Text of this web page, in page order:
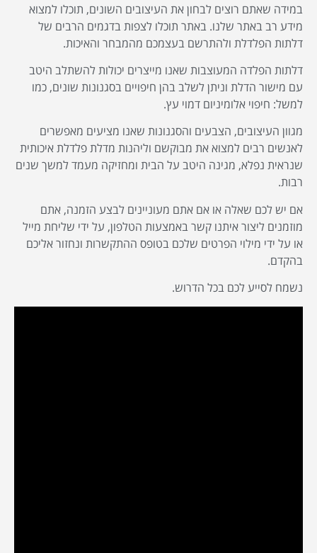
במידה שאתם רוצים לבחון את העיצובים השונים, תוכלו למצוא
מידע רב באתר שלנו. באתר תוכלו לצפות בדגמים הרבים של
דלתות הפלדלת ולהתרשם בעצמכם מהמבחר והאיכות.
דלתות הפלדה המעוצבות שאנו מייצרים יכולות להשתלב היטב
עם מישור הדלת וניתן לשלב בהן חיפויים בסגנונות שונים, כמו
למשל: חיפוי אלומיניום דמוי עץ.
מגוון העיצובים, הצבעים והסגנונות שאנו מציעים מאפשרים
לאנשים רבים למצוא את מבוקשם וליהנות מדלת פלדלת איכותית
שנראית נפלא, מגינה היטב על הבית ומחזיקה מעמד למשך שנים
רבות.
אם יש לכם שאלה או אם אתם מעוניינים לבצע הזמנה, אתם
מוזמנים ליצור איתנו קשר באמצעות הטלפון, על ידי שליחת מייל
או על ידי מילוי הפרטים שלכם בטופס ההתקשרות ונחזור אליכם
בהקדם.
נשמח לסייע לכם בכל הדרוש.